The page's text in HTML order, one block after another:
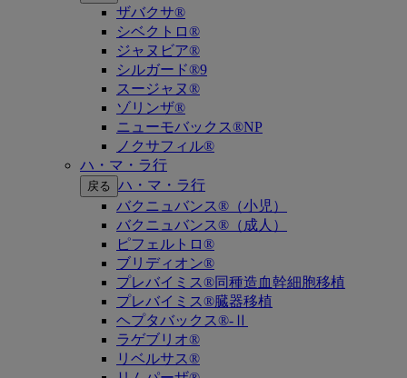
ザバクサ®
シベクトロ®
ジャヌビア®
シルガード®9
スージャヌ®
ゾリンザ®
ニューモバックス®NP
ノクサフィル®
ハ・マ・ラ行
戻る ハ・マ・ラ行
バクニュバンス®（小児）
バクニュバンス®（成人）
ピフェルトロ®
ブリディオン®
プレバイミス®同種造血幹細胞移植
プレバイミス®臓器移植
ヘプタバックス®-Ⅱ
ラゲブリオ®
リベルサス®